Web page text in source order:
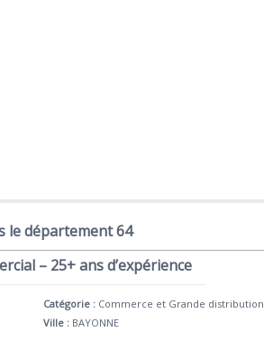
le département 64
– 25+ ans d’expérience
Catégorie : Commerce et Grande distribution
Ville : BAYONNE